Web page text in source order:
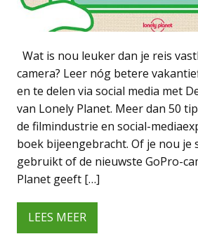
Wat is nou leuker dan je reis
camera? Leer nóg betere
en te delen via social media met
van Lonely Planet. Meer dan 50
de filmindustrie en social-
boek bijeengebracht. Of je nou je
gebruikt of de nieuwste GoPro-
Planet geeft […]
LEES MEER